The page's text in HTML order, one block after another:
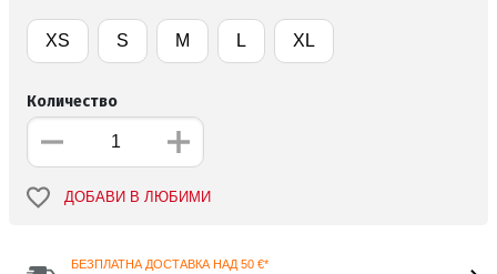
XS S M L XL
Количество
ДОБАВИ В ЛЮБИМИ
БЕЗПЛАТНА ДОСТАВКА НАД 50 €*